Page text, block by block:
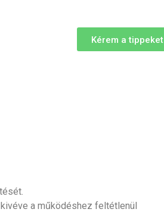
Kérem a tippeket
a működéshez feltétlenül